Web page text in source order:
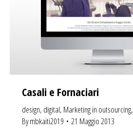
Casali e Fornaciari
design, digital, Marketing in outsourcing,
Bymbkaiti2019 21 Maggio 2013